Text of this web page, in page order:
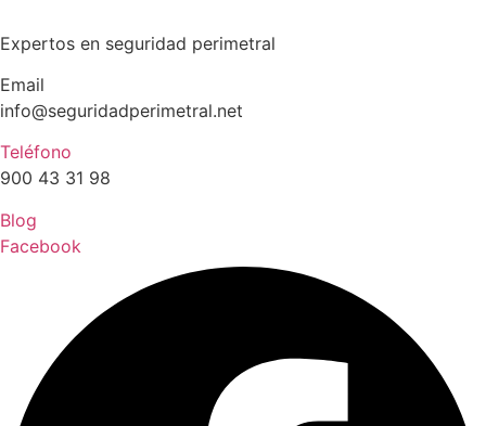
Expertos en seguridad perimetral
Email
info@seguridadperimetral.net
Teléfono
900 43 31 98
Blog
Facebook